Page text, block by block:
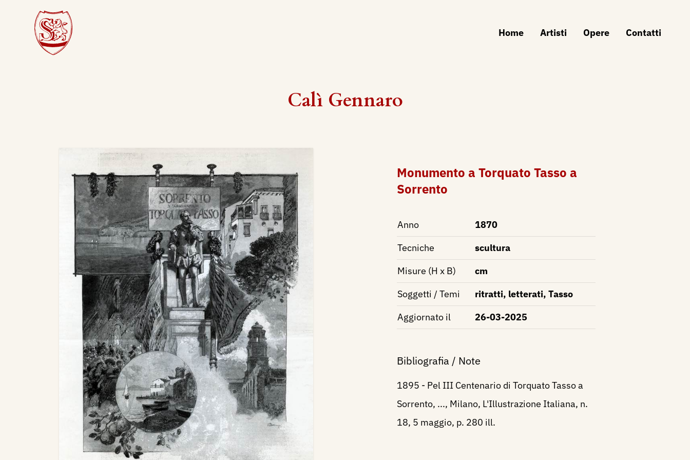
Home Artisti Opere Contatti
Calì Gennaro
Monumento a Torquato Tasso a
Sorrento
Anno
1870
Tecniche
scultura
Misure (H x B)
cm
Soggetti / Temi
ritratti, letterati, Tasso
Aggiornato il
26-03-2025
Bibliografia / Note
1895 - Pel III Centenario di Torquato Tasso a
Sorrento, ..., Milano, L'Illustrazione Italiana, n.
18, 5 maggio, p. 280 ill.